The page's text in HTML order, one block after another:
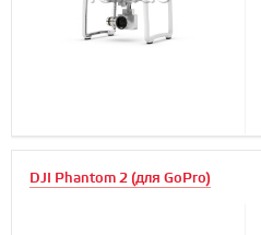
DJI Phantom 2 (для GoPro)